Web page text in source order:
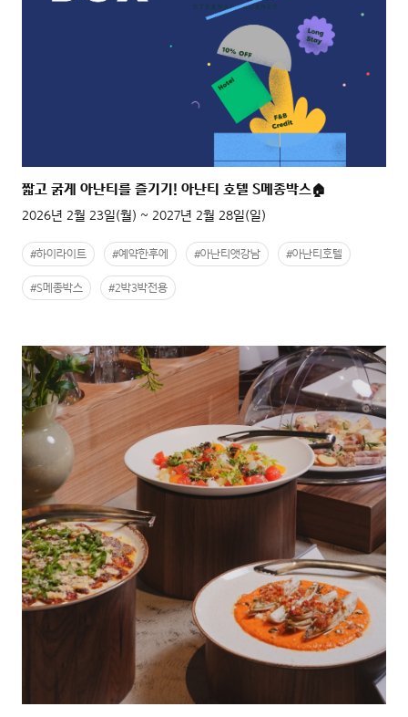
짧고 굵게 아난티를 즐기기! 아난티 호텔 S메종박스🏠
2026년 2월 23일(월) ~ 2027년 2월 28일(일)
#하이라이트 #예약한후에 #아난티앳강남 #아난티호텔
#S메종박스 #2박3박전용